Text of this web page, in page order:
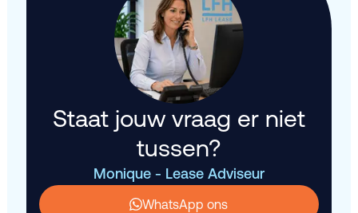
Staat jouw vraag er niet
tussen?
Monique - Lease Adviseur
WhatsApp ons